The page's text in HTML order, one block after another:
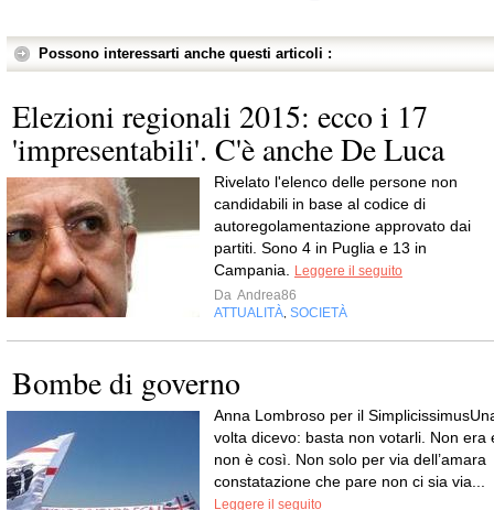
Possono interessarti anche questi articoli :
Elezioni regionali 2015: ecco i 17
'impresentabili'. C'è anche De Luca
Rivelato l'elenco delle persone non
candidabili in base al codice di
autoregolamentazione approvato dai
partiti. Sono 4 in Puglia e 13 in
Campania.
Leggere il seguito
Da Andrea86
ATTUALITÀ SOCIETÀ
Bombe di governo
Anna Lombroso per il
volta dicevo: basta non votarli. Non era
non è così. Non solo per via dell’amara
constatazione che pare non ci sia via...
Leggere il seguito